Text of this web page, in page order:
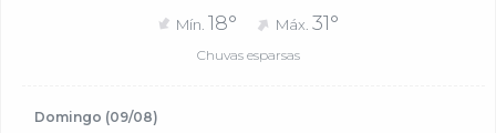
Mín. 18° Máx. 31°
Chuvas esparsas
Domingo (09/08)